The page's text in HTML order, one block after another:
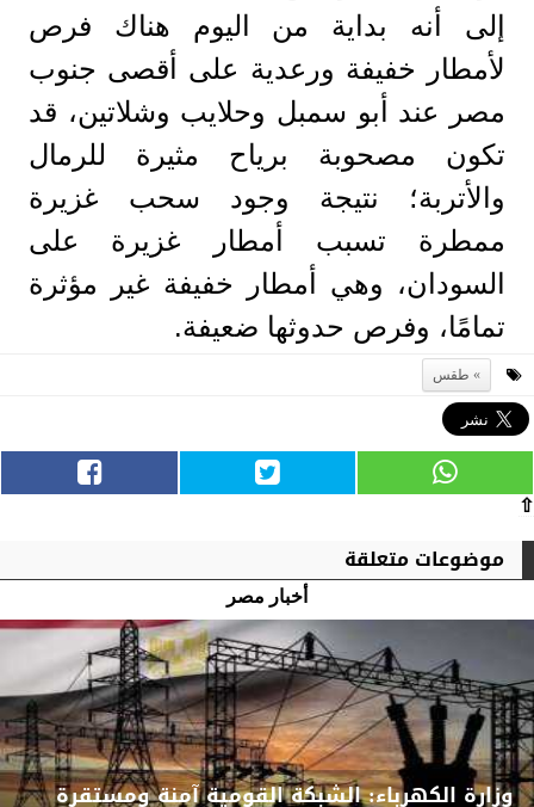
إلى أنه بداية من اليوم هناك فرص
لأمطار خفيفة ورعدية على أقصى جنوب
مصر عند أبو سمبل وحلايب وشلاتين، قد
تكون مصحوبة برياح مثيرة للرمال
والأتربة؛ نتيجة وجود سحب غزيرة
ممطرة تسبب أمطار غزيرة على
السودان، وهي أمطار خفيفة غير مؤثرة
تمامًا، وفرص حدوثها ضعيفة.
طقس
⇧
موضوعات متعلقة
أخبار مصر
وزارة الكهرباء: الشبكة القومية آمنة ومستقرة